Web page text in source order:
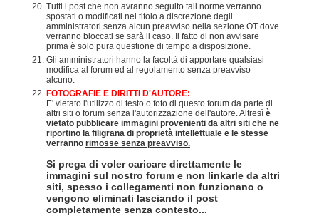
Tutti i post che non avranno seguito tali norme verranno
spostati o modificati nel titolo a discrezione degli
amministratori senza alcun preavviso nella sezione OT dove
verranno bloccati se sarà il caso. Il fatto di non avvisare
prima è solo pura questione di tempo a disposizione.
Gli amministratori hanno la facoltà di apportare qualsiasi
modifica al forum ed al regolamento senza preavviso
alcuno.
FOTOGRAFIE E DIRITTI D'AUTORE:
E' vietato l'utilizzo di testo o foto di questo forum da parte di
altri siti o forum senza l'autorizzazione dell'autore. Altresì è
vietato pubblicare immagini provenienti da altri siti che ne
riportino la filigrana di proprietà intellettuale e le stesse
verranno rimosse senza preavviso.
Si prega di voler caricare direttamente le
immagini sul nostro forum e non linkarle da altri
siti, spesso i collegamenti non funzionano o
vengono eliminati lasciando il post
completamente senza contesto...